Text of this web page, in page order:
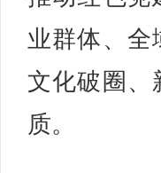
业群体、全
文化破圈、
质。